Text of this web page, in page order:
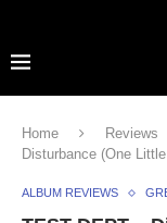
Home Reviews
Disturbance (One
ALBUM REVIEWS